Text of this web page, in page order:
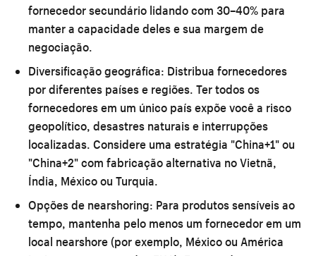
fornecedor secundário lidando com 30–40% para
manter a capacidade deles e sua margem de
negociação.
Diversificação geográfica: Distribua fornecedores
por diferentes países e regiões. Ter todos os
fornecedores em um único país expõe você a risco
geopolítico, desastres naturais e interrupções
localizadas. Considere uma estratégia "China+1" ou
"China+2" com fabricação alternativa no Vietnã,
Índia, México ou Turquia.
Opções de nearshoring: Para produtos sensíveis ao
tempo, mantenha pelo menos um fornecedor em um
local nearshore (por exemplo, México ou América